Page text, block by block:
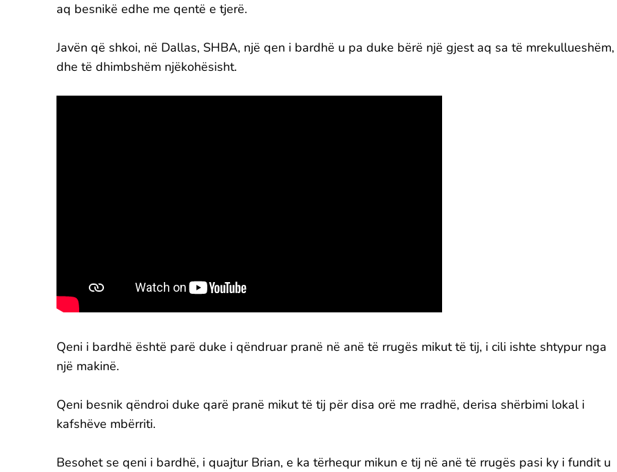
aq besnikë edhe me qentë e tjerë.
Javën që shkoi, në Dallas, SHBA, një qen i bardhë u pa duke bërë një gjest aq sa të mrekullueshëm,
dhe të dhimbshëm njëkohësisht.
Qeni i bardhë është parë duke i qëndruar pranë në anë të rrugës mikut të tij, i cili ishte shtypur nga
një makinë.
Qeni besnik qëndroi duke qarë pranë mikut të tij për disa orë me rradhë, derisa shërbimi lokal i
kafshëve mbërriti.
Besohet se qeni i bardhë, i quajtur Brian, e ka tërhequr mikun e tij në anë të rrugës pasi ky i fundit u